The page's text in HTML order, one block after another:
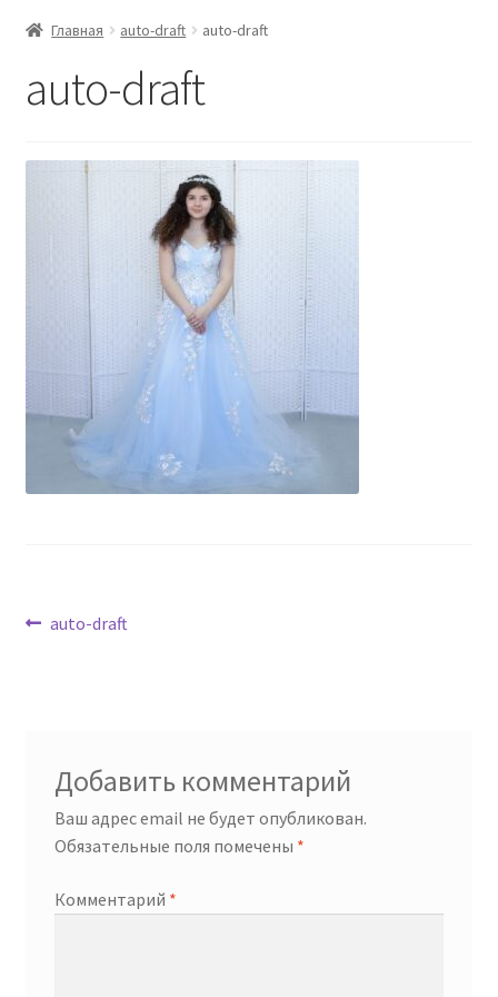
Главная auto-draft auto-draft
auto-draft
Навигация
Предыдущая
auto-draft
Добавить комментарий
Ваш адрес email не будет опубликован.
Обязательные поля помечены *
Комментарий *